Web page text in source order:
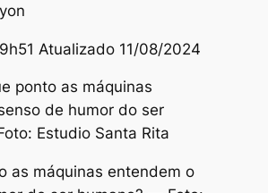
Atualizado 11/08/2024
ponto as máquinas
de humor do ser
Estudio Santa Rita
as máquinas entendem o